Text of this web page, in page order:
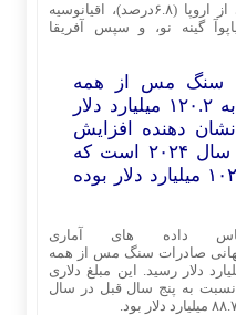
درصد کمتری از فروش بین ‌المللی از اروپا (۶.۸درصد)، اقیانوسیه
گینه نو، و سپس آفریقا
سنگ مس از همه
کشورها در سال ۲۰۲۵ به ۱۲۰.۲ میلیارد دلار
دهنده افزایش
۱۷.۷ درصدی نسبت به سال ۲۰۲۴ است که
ارزش مس صادراتی ۱۰۲.۱ میلیارد دلار بوده
داده های آماری
صادرات سنگ مس از همه
در سال ۲۰۲۵ به ۱۲۰.۲ میلیارد دلار رسید. این مبلغ دلاری
۳۵.۵ درصدی نسبت به پنج سال قبل در سال